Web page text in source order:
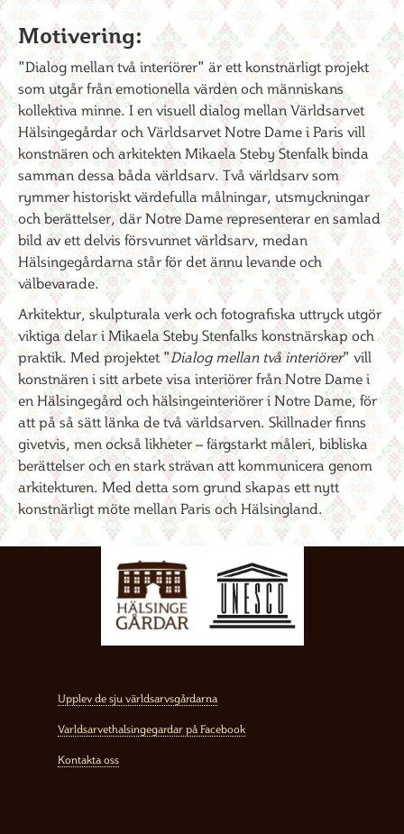
Motivering:
"Dialog mellan två interiörer" är ett konstnärligt projekt
som utgår från emotionella värden och människans
kollektiva minne. I en visuell dialog mellan Världsarvet
Hälsingegårdar och Världsarvet Notre Dame i Paris vill
konstnären och arkitekten Mikaela Steby Stenfalk binda
samman dessa båda världsarv. Två världsarv som
rymmer historiskt värdefulla målningar, utsmyckningar
och berättelser, där Notre Dame representerar en samlad
bild av ett delvis försvunnet världsarv, medan
Hälsingegårdarna står för det ännu levande och
välbevarade.
Arkitektur, skulpturala verk och fotografiska uttryck utgör
viktiga delar i Mikaela Steby Stenfalks konstnärskap och
praktik. Med projektet "Dialog mellan två interiörer" vill
konstnären i sitt arbete visa interiörer från Notre Dame i
en Hälsingegård och hälsingeinteriörer i Notre Dame, för
att på så sätt länka de två världsarven. Skillnader finns
givetvis, men också likheter – färgstarkt måleri, bibliska
berättelser och en stark strävan att kommunicera genom
arkitekturen. Med detta som grund skapas ett nytt
konstnärligt möte mellan Paris och Hälsingland.
Upplev de sju världsarvsgårdarna
Varldsarvethalsingegardar på Facebook
Kontakta oss